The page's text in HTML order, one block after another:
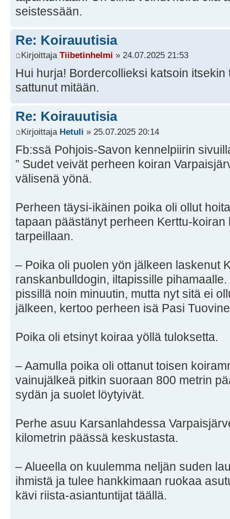
seistessään.
Re: Koirauutisia
Kirjoittaja Tiibetinhelmi » 24.07.2025 21:53
Hui hurja! Bordercollieksi katsoin
sattunut mitään.
Re: Koirauutisia
Kirjoittaja Hetuli » 25.07.2025 20:14
Fb:ssä Pohjois-Savon kennelpiirin
” Sudet veivät perheen koiran
välisenä yönä.
Perheen täysi-ikäinen poika oli ollut
tapaan päästänyt perheen Kerttu-koiran
tarpeillaan.
– Poika oli puolen yön jälkeen laskenut
ranskanbulldogin, iltapissille
pissillä noin minuutin, mutta nyt sitä ei
jälkeen, kertoo perheen isä Pasi
Poika oli etsinyt koiraa yöllä tuloksetta.
– Aamulla poika oli ottanut toisen
vainujälkeä pitkin suoraan 800 metrin
sydän ja suolet löytyivät.
Perhe asuu Karsanlahdessa
kilometrin päässä keskustasta.
– Alueella on kuulemma neljän suden
ihmistä ja tulee hankkimaan ruokaa
kävi riista-asiantuntijat täällä.